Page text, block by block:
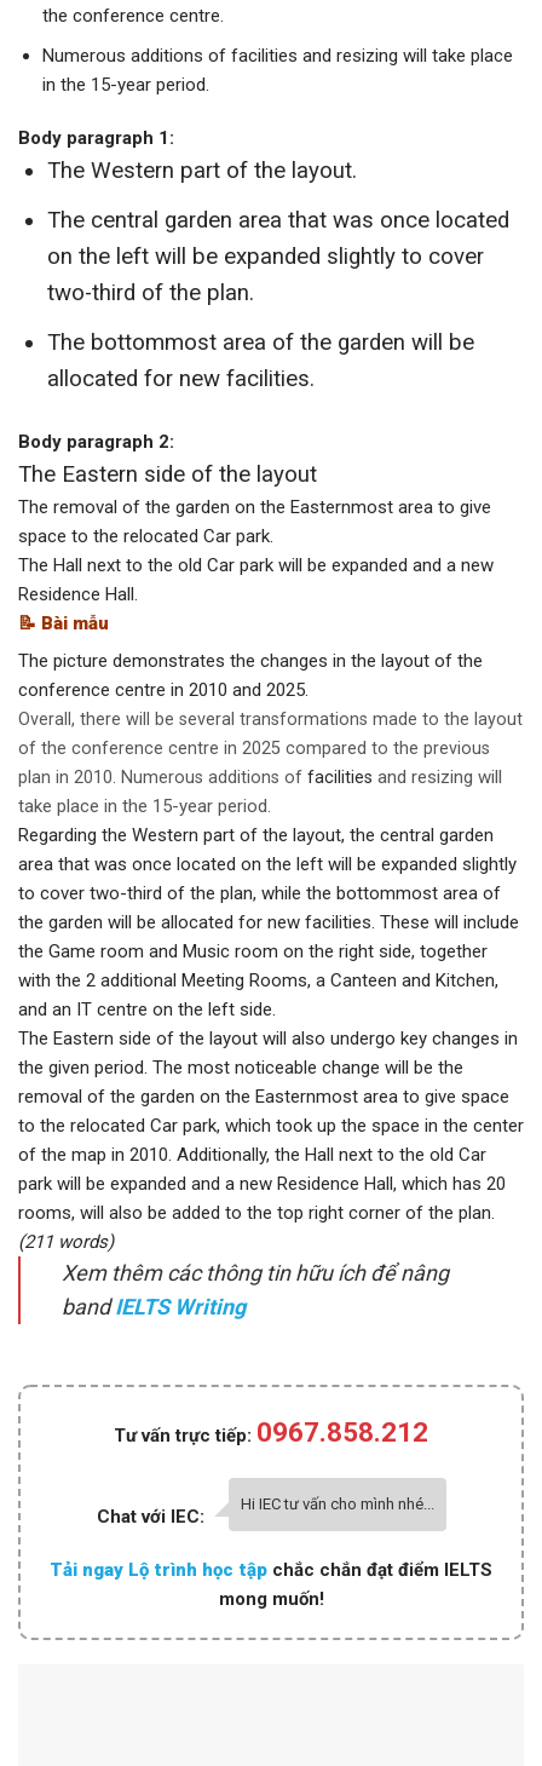
the conference centre.
Numerous additions of facilities and resizing will take place
in the 15-year period.
Body paragraph 1:
The Western part of the layout.
The central garden area that was once located
on the left will be expanded slightly to cover
two-third of the plan.
The bottommost area of the garden will be
allocated for new facilities.
Body paragraph 2:
The Eastern side of the layout
The removal of the garden on the Easternmost area to give
space to the relocated Car park.
The Hall next to the old Car park will be expanded and a new
Residence Hall.
📝 Bài mẫu
The picture demonstrates the changes in the layout of the
conference centre in 2010 and 2025.
Overall, there will be several transformations made to the layout
of the conference centre in 2025 compared to the previous
plan in 2010. Numerous additions of facilities and resizing will
take place in the 15-year period.
Regarding the Western part of the layout, the central garden
area that was once located on the left will be expanded slightly
to cover two-third of the plan, while the bottommost area of
the garden will be allocated for new facilities. These will include
the Game room and Music room on the right side, together
with the 2 additional Meeting Rooms, a Canteen and Kitchen,
and an IT centre on the left side.
The Eastern side of the layout will also undergo key changes in
the given period. The most noticeable change will be the
removal of the garden on the Easternmost area to give space
to the relocated Car park, which took up the space in the center
of the map in 2010. Additionally, the Hall next to the old Car
park will be expanded and a new Residence Hall, which has 20
rooms, will also be added to the top right corner of the plan.
(211 words)
Xem thêm các thông tin hữu ích để nâng
bandIELTS Writing
Tư vấn trực tiếp: 0967.858.212
Chat với IEC:
Hi IEC tư vấn cho mình nhé...
Tải ngay Lộ trình học tập chắc chắn đạt điểm IELTS
mong muốn!